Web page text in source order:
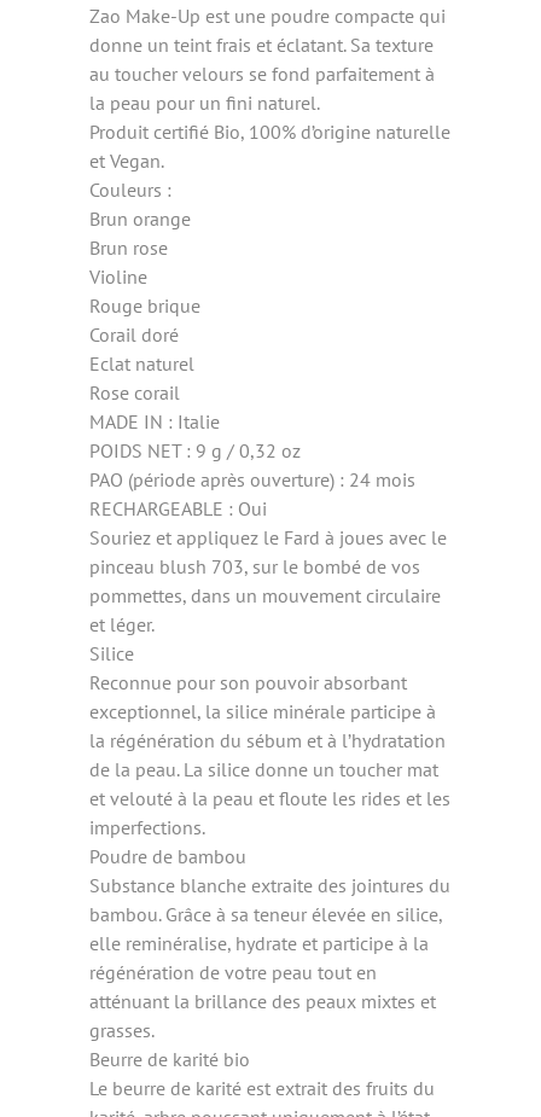
Zao Make-Up est une poudre compacte qui
donne un teint frais et éclatant. Sa texture
au toucher velours se fond parfaitement à
la peau pour un fini naturel.
Produit certifié Bio, 100% d’origine naturelle
et Vegan.
Couleurs :
Brun orange
Brun rose
Violine
Rouge brique
Corail doré
Eclat naturel
Rose corail
MADE IN : Italie
POIDS NET : 9 g / 0,32 oz
PAO (période après ouverture) : 24 mois
RECHARGEABLE : Oui
Souriez et appliquez le Fard à joues avec le
pinceau blush 703, sur le bombé de vos
pommettes, dans un mouvement circulaire
et léger.
Silice
Reconnue pour son pouvoir absorbant
exceptionnel, la silice minérale participe à
la régénération du sébum et à l’hydratation
de la peau. La silice donne un toucher mat
et velouté à la peau et floute les rides et les
imperfections.
Poudre de bambou
Substance blanche extraite des jointures du
bambou. Grâce à sa teneur élevée en silice,
elle reminéralise, hydrate et participe à la
régénération de votre peau tout en
atténuant la brillance des peaux mixtes et
grasses.
Beurre de karité bio
Le beurre de karité est extrait des fruits du